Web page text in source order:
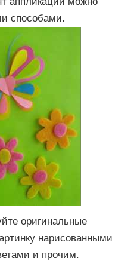
способами.
оригинальные
нарисованными
и прочим.